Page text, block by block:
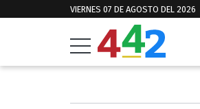
VIERNES 07 DE AGOSTO DEL 2026